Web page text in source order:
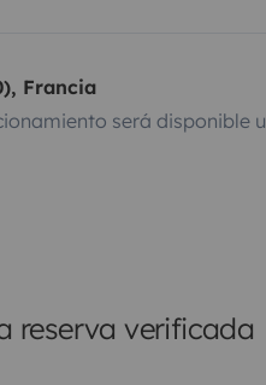
Francia
será disponible
reserva verificada